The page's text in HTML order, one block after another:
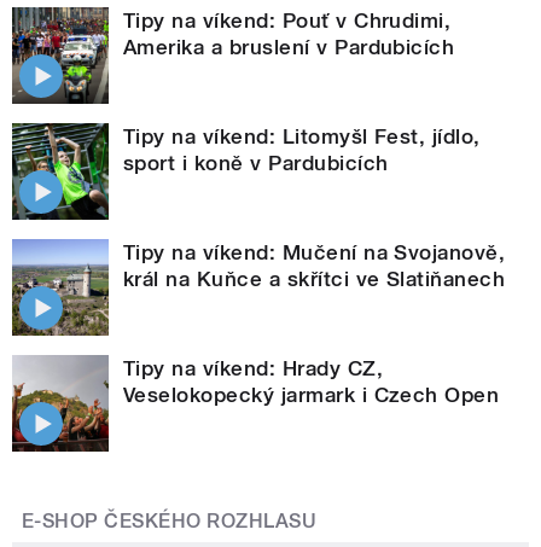
Tipy na víkend: Pouť v Chrudimi,
Amerika a bruslení v Pardubicích
Tipy na víkend: Litomyšl Fest, jídlo,
sport i koně v Pardubicích
Tipy na víkend: Mučení na Svojanově,
král na Kuňce a skřítci ve Slatiňanech
Tipy na víkend: Hrady CZ,
Veselokopecký jarmark i Czech Open
E-SHOP ČESKÉHO ROZHLASU